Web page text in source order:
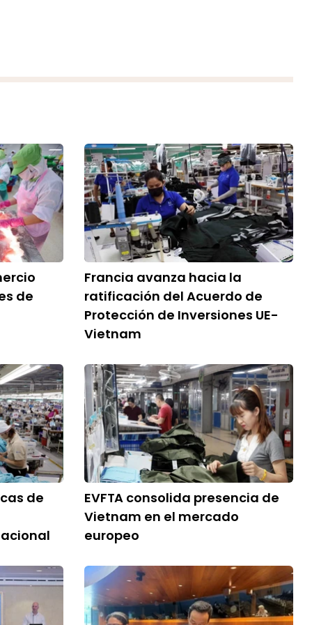
de
Francia avanza hacia la
ratificación del Acuerdo de
Protección de Inversiones UE-
Vietnam
de
EVFTA consolida presencia de
Vietnam en el mercado
europeo